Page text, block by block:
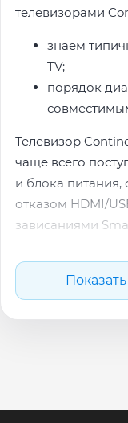
телевизорами
знаем
TV;
порядок
Телевизор
чаще всего
и блока
отказом HDMI/
зависаниями
Наши мастера
конкретной
причину
После